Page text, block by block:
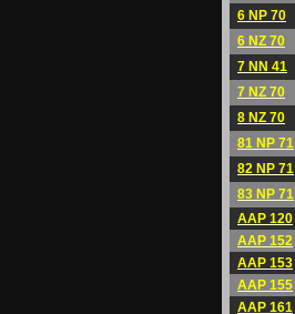
6 NP 70
6 NZ 70
7 NN 41
7 NZ 70
8 NZ 70
81 NP 71
82 NP 71
83 NP 71
AAP 120
AAP 152
AAP 153
AAP 155
AAP 161